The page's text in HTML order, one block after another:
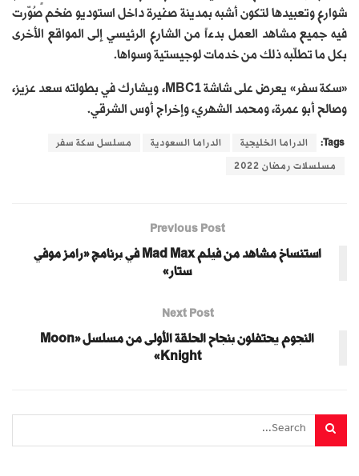
شوارع وتعبيدها لتكون أشبه بمدينة صغيرة داخل استوديو ضخم صُوّرت
فيه جميع مشاهد العمل بدءاً من الشارع الرئيسي إلى المواقع الأخرى
بكل ما تطلّبه ذلك من خدمات لوجيستية وسواها.
«سكة سفر» يعرض على شاشة MBC1، ويشارك في بطولته سعد عزيز،
وصالح أبو عمرة، ومحمد الشهري، وإخراج أوس الشرقي.
Tags: الدراما الخليجية الدراما السعودية مسلسل سكة سفر
مسلسلات رمضان 2022
Previous Post
استنساخ مشاهد من فيلم Mad Max في برنامج «رامز موفي
ستار»
Next Post
النجوم يحتفلون بنجاح الحلقة الأولى من مسلسل «Moon
Knight»